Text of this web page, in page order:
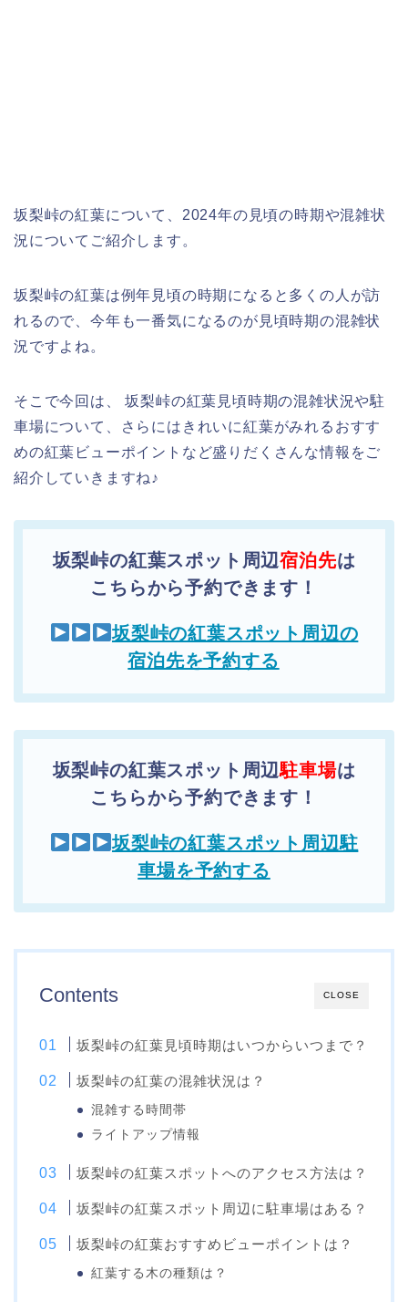
坂梨峠の紅葉について、2024年の見頃の時期や混雑状
況についてご紹介します。
坂梨峠の紅葉は例年見頃の時期になると多くの人が訪
れるので、今年も一番気になるのが見頃時期の混雑状
況ですよね。
そこで今回は、 坂梨峠の紅葉見頃時期の混雑状況や駐
車場について、さらにはきれいに紅葉がみれるおすす
めの紅葉ビューポイントなど盛りだくさんな情報をご
紹介していきますね♪
坂梨峠の紅葉スポット周辺宿泊先は
こちらから予約できます！
坂梨峠の紅葉スポット周辺の
宿泊先を予約する
坂梨峠の紅葉スポット周辺駐車場は
こちらから予約できます！
坂梨峠の紅葉スポット周辺駐
車場を予約する
CLOSE
Contents
坂梨峠の紅葉見頃時期はいつからいつまで？
坂梨峠の紅葉の混雑状況は？
混雑する時間帯
ライトアップ情報
坂梨峠の紅葉スポットへのアクセス方法は？
坂梨峠の紅葉スポット周辺に駐車場はある？
坂梨峠の紅葉おすすめビューポイントは？
紅葉する木の種類は？